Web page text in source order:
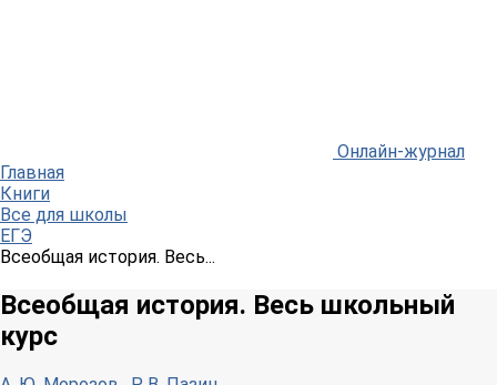
Онлайн-журнал
Главная
Книги
Все для школы
ЕГЭ
Всеобщая история. Весь...
Всеобщая история. Весь школьный
курс